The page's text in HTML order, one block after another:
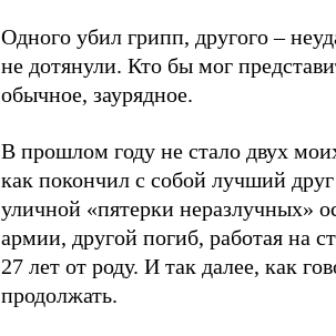
Одного убил грипп, другого –
не дотянули. Кто бы мог
обычное, заурядное.
В прошлом году не стало двух
как покончил с собой лучший
уличной «пятерки неразлучных»
армии, другой погиб, работая на
27 лет от роду. И так далее, как
продолжать.